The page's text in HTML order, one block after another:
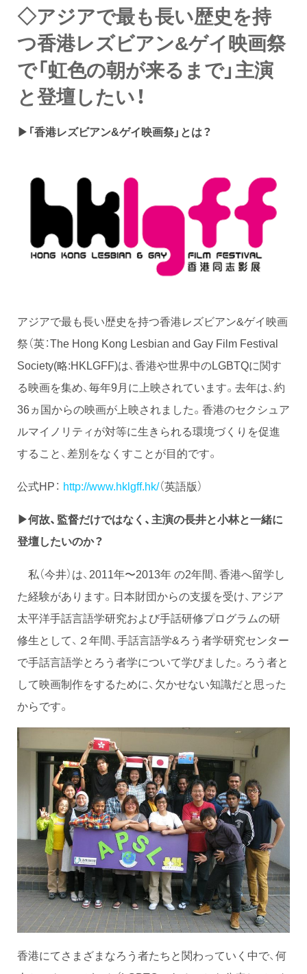
◇アジアで最も長い歴史を持
つ香港レズビアン&ゲイ映画祭
で「虹色の朝が来るまで」主演
と登壇したい！
▶「香港レズビアン&ゲイ映画祭」とは？
アジアで最も長い歴史を持つ香港レズビアン&ゲイ映画
祭（英：The Hong Kong Lesbian and Gay Film Festival
Society(略:HKLGFF)は、香港や世界中のLGBTQに関す
る映画を集め、毎年9月に上映されています。去年は、約
36ヵ国からの映画が上映されました。香港のセクシュア
ルマイノリティが対等に生きられる環境づくりを促進
すること、差別をなくすことが目的です。
公式HP： http://www.hklgff.hk/（英語版）
▶何故、監督だけではなく、主演の長井と小林と一緒に
登壇したいのか？
私（今井）は、2011年〜2013年 の2年間、香港へ留学し
た経験があります。日本財団からの支援を受け、アジア
太平洋手話言語学研究および手話研修プログラムの研
修生として、２年間、手話言語学&ろう者学研究センター
で手話言語学とろう者学について学びました。ろう者と
して映画制作をするために、欠かせない知識だと思った
からです。
香港にてさまざまなろう者たちと関わっていく中で、何